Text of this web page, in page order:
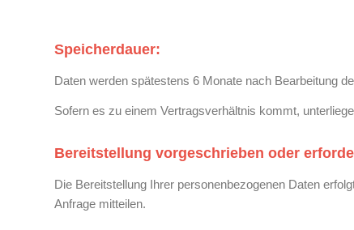
Speicherdauer:
Daten werden spätestens 6 Monate nach Bearbeitung
Sofern es zu einem Vertragsverhältnis kommt,
Bereitstellung vorgeschrieben oder
Die Bereitstellung Ihrer personenbezogenen Daten
Anfrage mitteilen.